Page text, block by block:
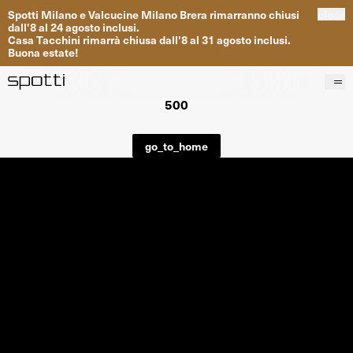
Spotti MilanoeValcucine Milano Brera rimarrannochiusi
dall'8al 24agosto inclusi.
Casa Tacchini rimarrà chiusa dall'8al 31 agosto inclusi.
Buona estate!
Progetti
500
go_to_home